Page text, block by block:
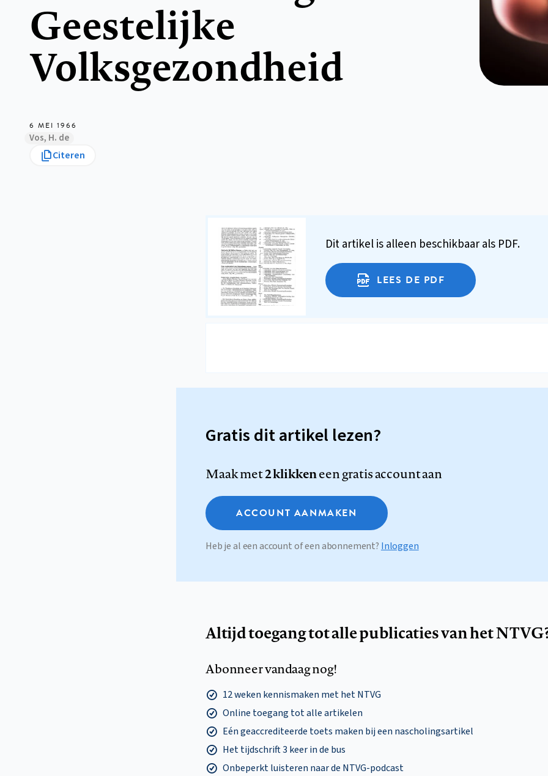
Geestelijke
Volksgezondheid
6 MEI 1966
Vos, H. de
Citeren
Dit artikel is alleen beschikbaar als PDF.
LEES DE PDF
Gratis dit artikel lezen?
Maak met2 klikkeneen gratis account aan
ACCOUNT AANMAKEN
Heb je al een account of een abonnement? Inloggen
Altijd toegang tot alle publicaties van het
Abonneer vandaag nog!
12 weken kennismaken met het NTVG
Online toegang tot alle artikelen
Eén geaccrediteerde toets maken bij een nascholingsartikel
Het tijdschrift 3 keer in de bus
Onbeperkt luisteren naar de NTVG-podcast